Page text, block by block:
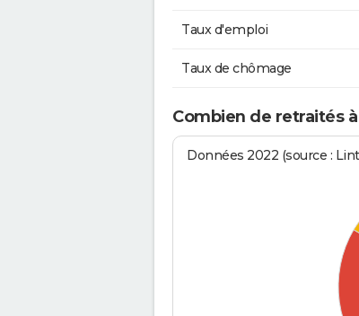
Taux d'emploi
Taux de chômage
Combien de retraités
Données 2022 (source :